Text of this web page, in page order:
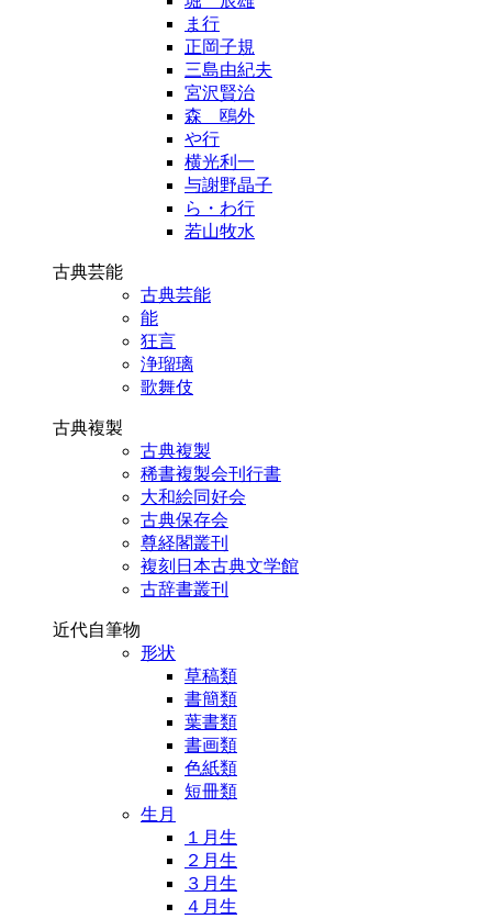
ま行
正岡子規
三島由紀夫
宮沢賢治
森 鴎外
や行
横光利一
与謝野晶子
ら・わ行
若山牧水
古典芸能
古典芸能
能
狂言
浄瑠璃
歌舞伎
古典複製
古典複製
稀書複製会刊行書
大和絵同好会
古典保存会
尊経閣叢刊
複刻日本古典文学館
古辞書叢刊
近代自筆物
形状
草稿類
書簡類
葉書類
書画類
色紙類
短冊類
生月
１月生
２月生
３月生
４月生